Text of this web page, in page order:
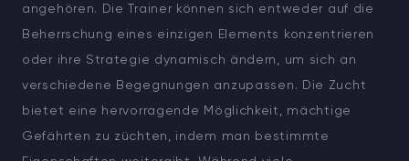
angehören. Die Trainer können sich entweder auf die
Beherrschung eines einzigen Elements konzentrieren
oder ihre Strategie dynamisch ändern, um sich an
verschiedene Begegnungen anzupassen. Die Zucht
bietet eine hervorragende Möglichkeit, mächtige
Gefährten zu züchten, indem man bestimmte